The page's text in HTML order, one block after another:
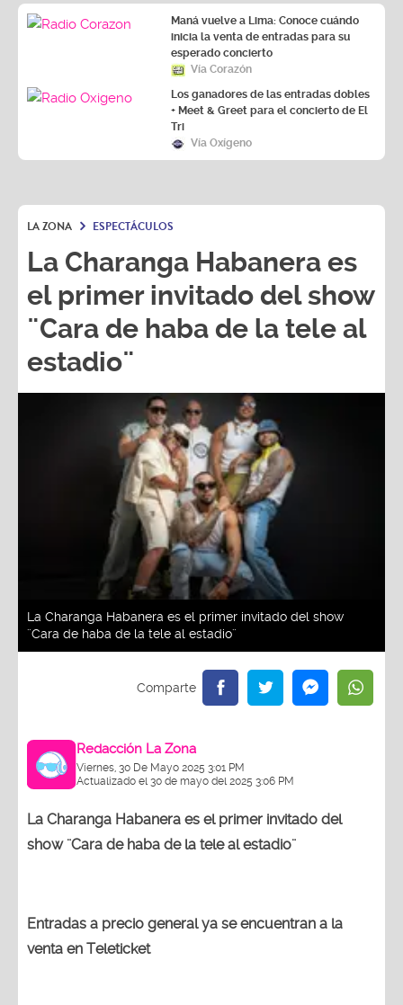
Maná vuelve a Lima: Conoce cuándo
inicia la venta de entradas para su
esperado concierto
Vía Corazón
Los ganadores de las entradas dobles
+ Meet & Greet para el concierto de El
Tri
Vía Oxígeno
LA ZONA ESPECTÁCULOS
La Charanga Habanera es
el primer invitado del show
¨Cara de haba de la tele al
estadio¨
La Charanga Habanera es el primer invitado del show
¨Cara de haba de la tele al estadio¨
Redacción La Zona
Viernes, 30 De Mayo 2025 3:01 PM
Actualizado el 30 de mayo del 2025 3:06 PM
La Charanga Habanera es el primer invitado del
show ¨Cara de haba de la tele al estadio¨
Entradas a precio general ya se encuentran a la
venta en Teleticket